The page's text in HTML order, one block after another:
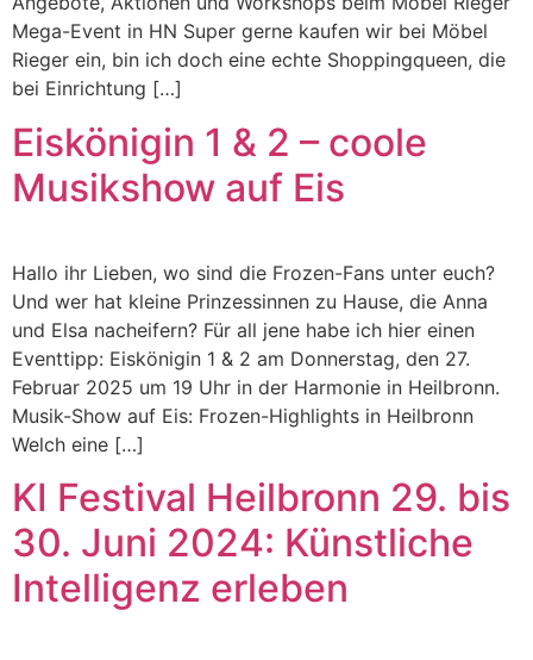
Mega-Event in HN Super gerne kaufen wir bei Möbel
Rieger ein, bin ich doch eine echte Shoppingqueen, die
bei Einrichtung […]
Eiskönigin 1 & 2 – coole
Musikshow auf Eis
Hallo ihr Lieben, wo sind die Frozen-Fans unter euch?
Und wer hat kleine Prinzessinnen zu Hause, die Anna
und Elsa nacheifern? Für all jene habe ich hier einen
Eventtipp: Eiskönigin 1 & 2 am Donnerstag, den 27.
Februar 2025 um 19 Uhr in der Harmonie in Heilbronn.
Musik-Show auf Eis: Frozen-Highlights in Heilbronn
Welch eine […]
KI Festival Heilbronn 29. bis
30. Juni 2024: Künstliche
Intelligenz erleben